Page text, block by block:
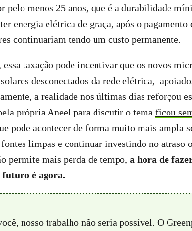
pelo menos 25 anos, que é a durabilidade
energia elétrica de graça, após o pagamento
continuariam tendo um custo permanente.
taxação pode incentivar que os novos
desconectados da rede elétrica,
a realidade nos últimas dias reforçou
própria Aneel para discutir o tema ficou
pode acontecer de forma muito mais ampla
limpas e continuar investindo no atraso
permite mais perda de tempo, a hora de
é agora.
nosso trabalho não seria possível. O